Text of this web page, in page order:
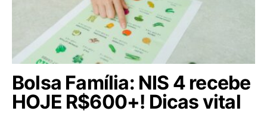
Bolsa Família: NIS 4 recebe
HOJE R$600+! Dicas vital